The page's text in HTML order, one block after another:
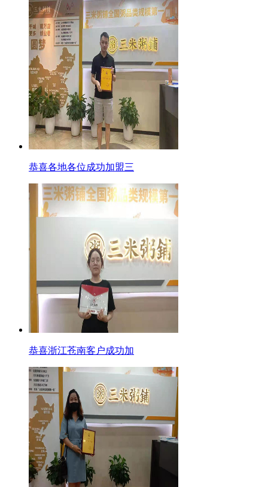
恭喜各地各位成功加盟三
恭喜浙江苍南客户成功加